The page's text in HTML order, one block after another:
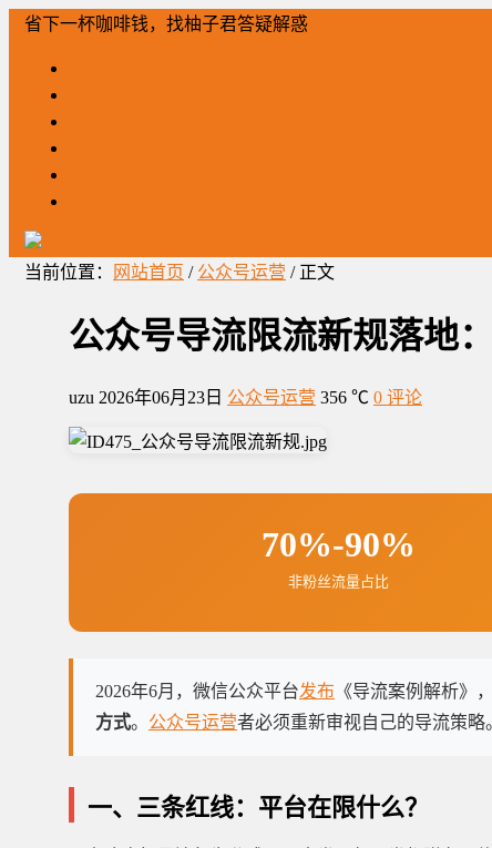
省下一杯咖啡钱，找柚子君答疑解惑
当前位置： 网站首页 / 公众号运营 / 正文
公众号导流限流新规落地
uzu 2026年06月23日 公众号运营 356 ℃ 0 评论
70%-90%
非粉丝流量占比
2026年6月，微信公众平台发布 《导流案例解析
方式。 公众号运营者必须重新审视自己的导流策略
一、三条红线：平台在限什么？